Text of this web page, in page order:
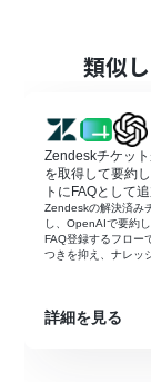
■フローボット
次に、トリ
が作成さ
最後に、
ションを
ト情報を
※「トリガー」
ペレーション」
■このワークフ
類似
Zendeskチケッ
を取得して要約
トにFAQとして
Zendeskの解決済み
し、OpenAIで要約
FAQ登録するフロー
つきを抑え、ナレッ
詳細を見る